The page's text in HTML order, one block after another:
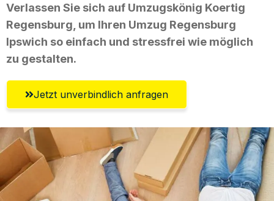
Verlassen Sie sich auf Umzugskönig Koertig
Regensburg, um Ihren Umzug Regensburg
Ipswich so einfach und stressfrei wie möglich
zu gestalten.
Jetzt unverbindlich anfragen